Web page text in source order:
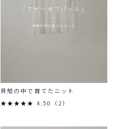
「マザーオブパール」
貝殻の中で育てたニット
貝殻の中で育てたニット
★★★★★ 4.50（2）